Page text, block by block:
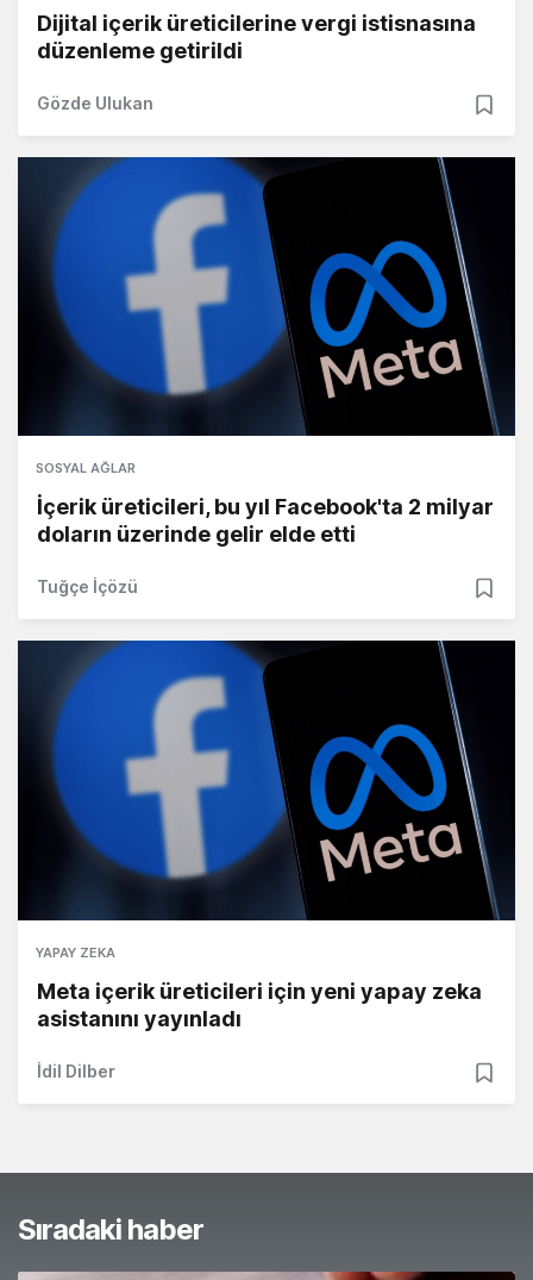
Dijital içerik üreticilerine vergi istisnasına
düzenleme getirildi
Gözde Ulukan
SOSYAL AĞLAR
İçerik üreticileri, bu yıl Facebook'ta 2 milyar
doların üzerinde gelir elde etti
Tuğçe İçözü
YAPAY ZEKA
Meta içerik üreticileri için yeni yapay zeka
asistanını yayınladı
İdil Dilber
Sıradaki haber